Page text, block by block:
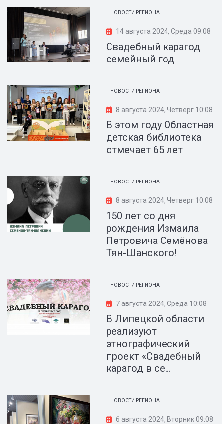
НОВОСТИ РЕГИОНА
14 августа 2024, Среда 09:08
Свадебный карагод
семейный год
НОВОСТИ РЕГИОНА
8 августа 2024, Четверг 10:08
В этом году Областная
детская библиотека
отмечает 65 лет
НОВОСТИ РЕГИОНА
8 августа 2024, Четверг 10:08
150 лет со дня
рождения Измаила
Петровича Семёнова
Тян-Шанского!
НОВОСТИ РЕГИОНА
7 августа 2024, Среда 10:08
В Липецкой области
реализуют
этнографический
проект «Свадебный
карагод в се...
НОВОСТИ РЕГИОНА
6 августа 2024, Вторник 09:08